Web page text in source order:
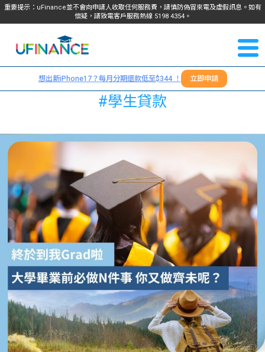
重要提示：uFinance並不會向申請人收取任何服務費，請慎防偽冒來電及虛假訊息。如有
懷疑，請致電客戶服務熱線 5198 4354。
我們
學生
貸款
貸款
計算
機
學生
學生
資訊
Blog
大專
生筍
工推
常見
問題
學生
福利
們
＋
4354
想出新iPhone17？每月分期還款低至$344 ！ 立即申請
#學生貸款